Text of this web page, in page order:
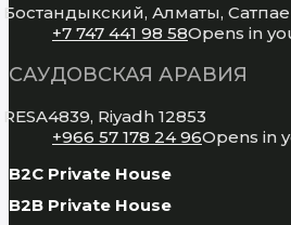
Бостандыкский, Алматы,
+7 747 441 98 58Opens in
САУДОВСКАЯ АРАВИЯ
RESA4839, Riyadh 12853
+966 57 178 24 96Opens in
B2C Private House
B2B Private House